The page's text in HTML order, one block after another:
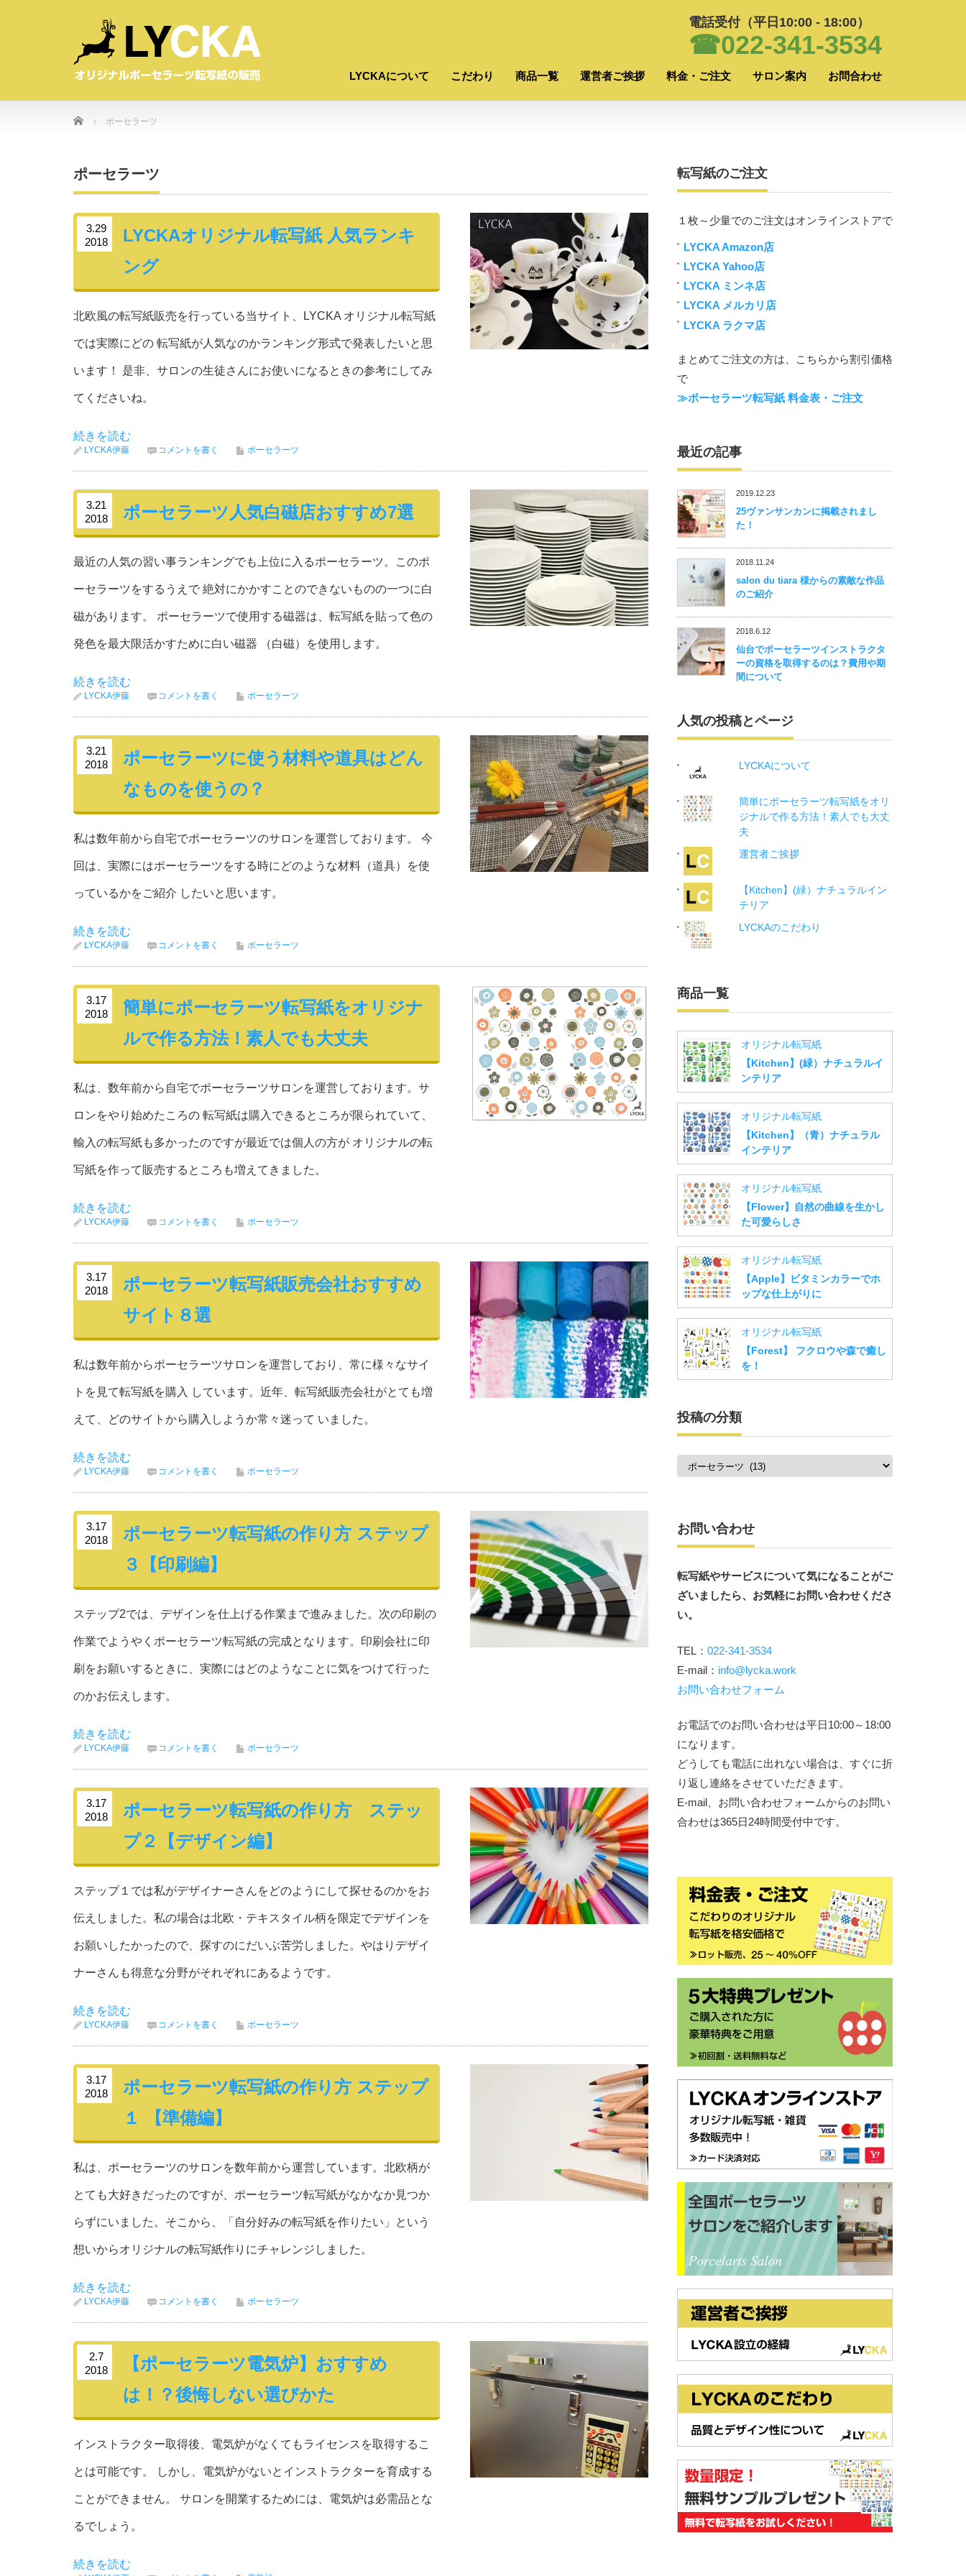
LYCKAについて こだわり 商品一覧 運営者ご挨拶 料金・ご注文 サロン案内 お問合わせ
電話受付（平日10:00 - 18:00）
☎022-341-3534
Home ポーセラーツ
ポーセラーツ
3.29
2018
LYCKAオリジナル転写紙 人気ランキ
ング
北欧風の転写紙販売を行っている当サイト、LYCKA オリジナル転写紙
では実際にどの 転写紙が人気なのかランキング形式で発表したいと思
います！ 是非、サロンの生徒さんにお使いになるときの参考にしてみ
てくださいね。
続きを読む
LYCKA伊藤 コメントを書く ポーセラーツ
3.21
2018
ポーセラーツ人気白磁店おすすめ7選
最近の人気の習い事ランキングでも上位に入るポーセラーツ。このポ
ーセラーツをするうえで 絶対にかかすことのできないものの一つに白
磁があります。 ポーセラーツで使用する磁器は、転写紙を貼って色の
発色を最大限活かすために白い磁器 （白磁）を使用します。
続きを読む
LYCKA伊藤 コメントを書く ポーセラーツ
3.21
2018
ポーセラーツに使う材料や道具はどん
なものを使うの？
私は数年前から自宅でポーセラーツのサロンを運営しております。 今
回は、実際にはポーセラーツをする時にどのような材料（道具）を使
っているかをご紹介 したいと思います。
続きを読む
LYCKA伊藤 コメントを書く ポーセラーツ
3.17
2018
簡単にポーセラーツ転写紙をオリジナ
ルで作る方法！素人でも大丈夫
私は、数年前から自宅でポーセラーツサロンを運営しております。サ
ロンをやり始めたころの 転写紙は購入できるところが限られていて、
輸入の転写紙も多かったのですが最近では個人の方が オリジナルの転
写紙を作って販売するところも増えてきました。
続きを読む
LYCKA伊藤 コメントを書く ポーセラーツ
3.17
2018
ポーセラーツ転写紙販売会社おすすめ
サイト８選
私は数年前からポーセラーツサロンを運営しており、常に様々なサイ
トを見て転写紙を購入 しています。近年、転写紙販売会社がとても増
えて、どのサイトから購入しようか常々迷って いました。
続きを読む
LYCKA伊藤 コメントを書く ポーセラーツ
3.17
2018
ポーセラーツ転写紙の作り方 ステップ
３【印刷編】
ステップ2では、デザインを仕上げる作業まで進みました。次の印刷の
作業でようやくポーセラーツ転写紙の完成となります。印刷会社に印
刷をお願いするときに、実際にはどのようなことに気をつけて行った
のかお伝えします。
続きを読む
LYCKA伊藤 コメントを書く ポーセラーツ
3.17
2018
ポーセラーツ転写紙の作り方 ステッ
プ２【デザイン編】
ステップ１では私がデザイナーさんをどのようにして探せるのかをお
伝えしました。私の場合は北欧・テキスタイル柄を限定でデザインを
お願いしたかったので、探すのにだいぶ苦労しました。やはりデザイ
ナーさんも得意な分野がそれぞれにあるようです。
続きを読む
LYCKA伊藤 コメントを書く ポーセラーツ
3.17
2018
ポーセラーツ転写紙の作り方 ステップ
１ 【準備編】
私は、ポーセラーツのサロンを数年前から運営しています。北欧柄が
とても大好きだったのですが、ポーセラーツ転写紙がなかなか見つか
らずにいました。そこから、「自分好みの転写紙を作りたい」という
想いからオリジナルの転写紙作りにチャレンジしました。
続きを読む
LYCKA伊藤 コメントを書く ポーセラーツ
2.7
2018
【ポーセラーツ電気炉】おすすめ
は！？後悔しない選びかた
インストラクター取得後、電気炉がなくてもライセンスを取得するこ
とは可能です。 しかし、電気炉がないとインストラクターを育成する
ことができません。 サロンを開業するためには、電気炉は必需品とな
るでしょう。
続きを読む
転写紙のご注文
１枚～少量でのご注文はオンラインストアで
LYCKA Amazon店
LYCKA Yahoo店
LYCKA ミンネ店
LYCKA メルカリ店
LYCKA ラクマ店
まとめてご注文の方は、こちらから割引価格
で
≫ポーセラーツ転写紙 料金表・ご注文
最近の記事
2019.12.23
25ヴァンサンカンに掲載されまし
た！
2018.11.24
salon du tiara 様からの素敵な作品
のご紹介
2018.6.12
仙台でポーセラーツインストラクタ
ーの資格を取得するのは？費用や期
間について
人気の投稿とページ
LYCKAについて
簡単にポーセラーツ転写紙をオリ
ジナルで作る方法！素人でも大丈
夫
運営者ご挨拶
【Kitchen】(緑）ナチュラルイン
テリア
LYCKAのこだわり
商品一覧
オリジナル転写紙
【Kitchen】(緑）ナチュラルイ
ンテリア
オリジナル転写紙
【Kitchen】（青）ナチュラル
インテリア
オリジナル転写紙
【Flower】自然の曲線を生かし
た可愛らしさ
オリジナル転写紙
【Apple】ビタミンカラーでホ
ップな仕上がりに
オリジナル転写紙
【Forest】 フクロウや森で癒し
を！
投稿の分類
投
お問い合わせ
転写紙やサービスについて気になることがご
ざいましたら、お気軽にお問い合わせくださ
い。
TEL： 022-341-3534
E-mail： info@lycka.work
お問い合わせフォーム
お電話でのお問い合わせは平日10:00～18:00
になります。
どうしても電話に出れない場合は、すぐに折
り返し連絡をさせていただきます。
E-mail、お問い合わせフォームからのお問い
合わせは365日24時間受付中です。